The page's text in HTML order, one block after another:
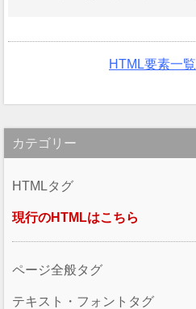
HTML要素一覧
カテゴリー
HTMLタグ
現行のHTMLはこちら
ページ全般タグ
テキスト・フォントタグ